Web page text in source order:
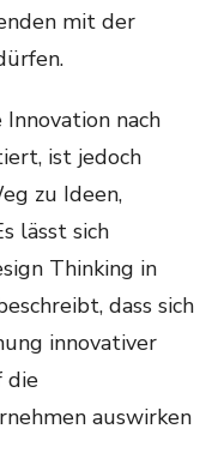
mit der
nach
ist jedoch
zu Ideen,
lässt sich
Thinking in
dass sich
innovativer
die
auswirken